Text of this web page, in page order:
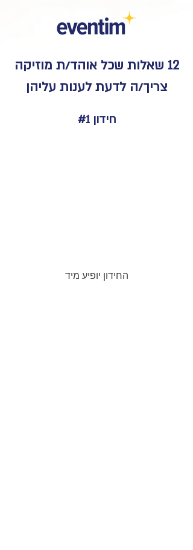
12 שאלות שכל אוהד/ת מוזיקה
צריך/ה לדעת לענות עליהן
חידון #1
החידון יופיע מיד